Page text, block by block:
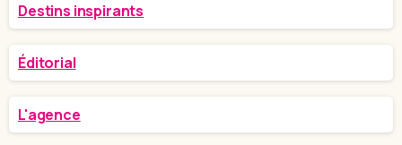
Destins inspirants
Éditorial
L'agence